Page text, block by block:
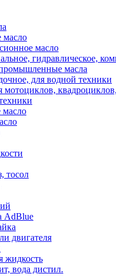
масло
масло
гидравлическое,
масла
для водной техники
мотоциклов,
масло
тосол
AdBlue
двигателя
жидкость
вода дистил.